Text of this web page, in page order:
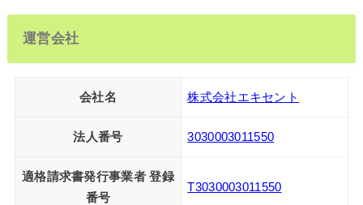
運営会社
会社名 株式会社エキセント
法人番号 3030003011550
適格請求書発行事業者 登録
番号
T3030003011550